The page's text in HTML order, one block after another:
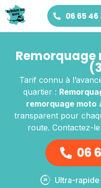
06 65 46
Remorquage
Tarif connu à
quartier :
remorquage moto
transparent pour
route. Contactez-
06
Ultra-rapide